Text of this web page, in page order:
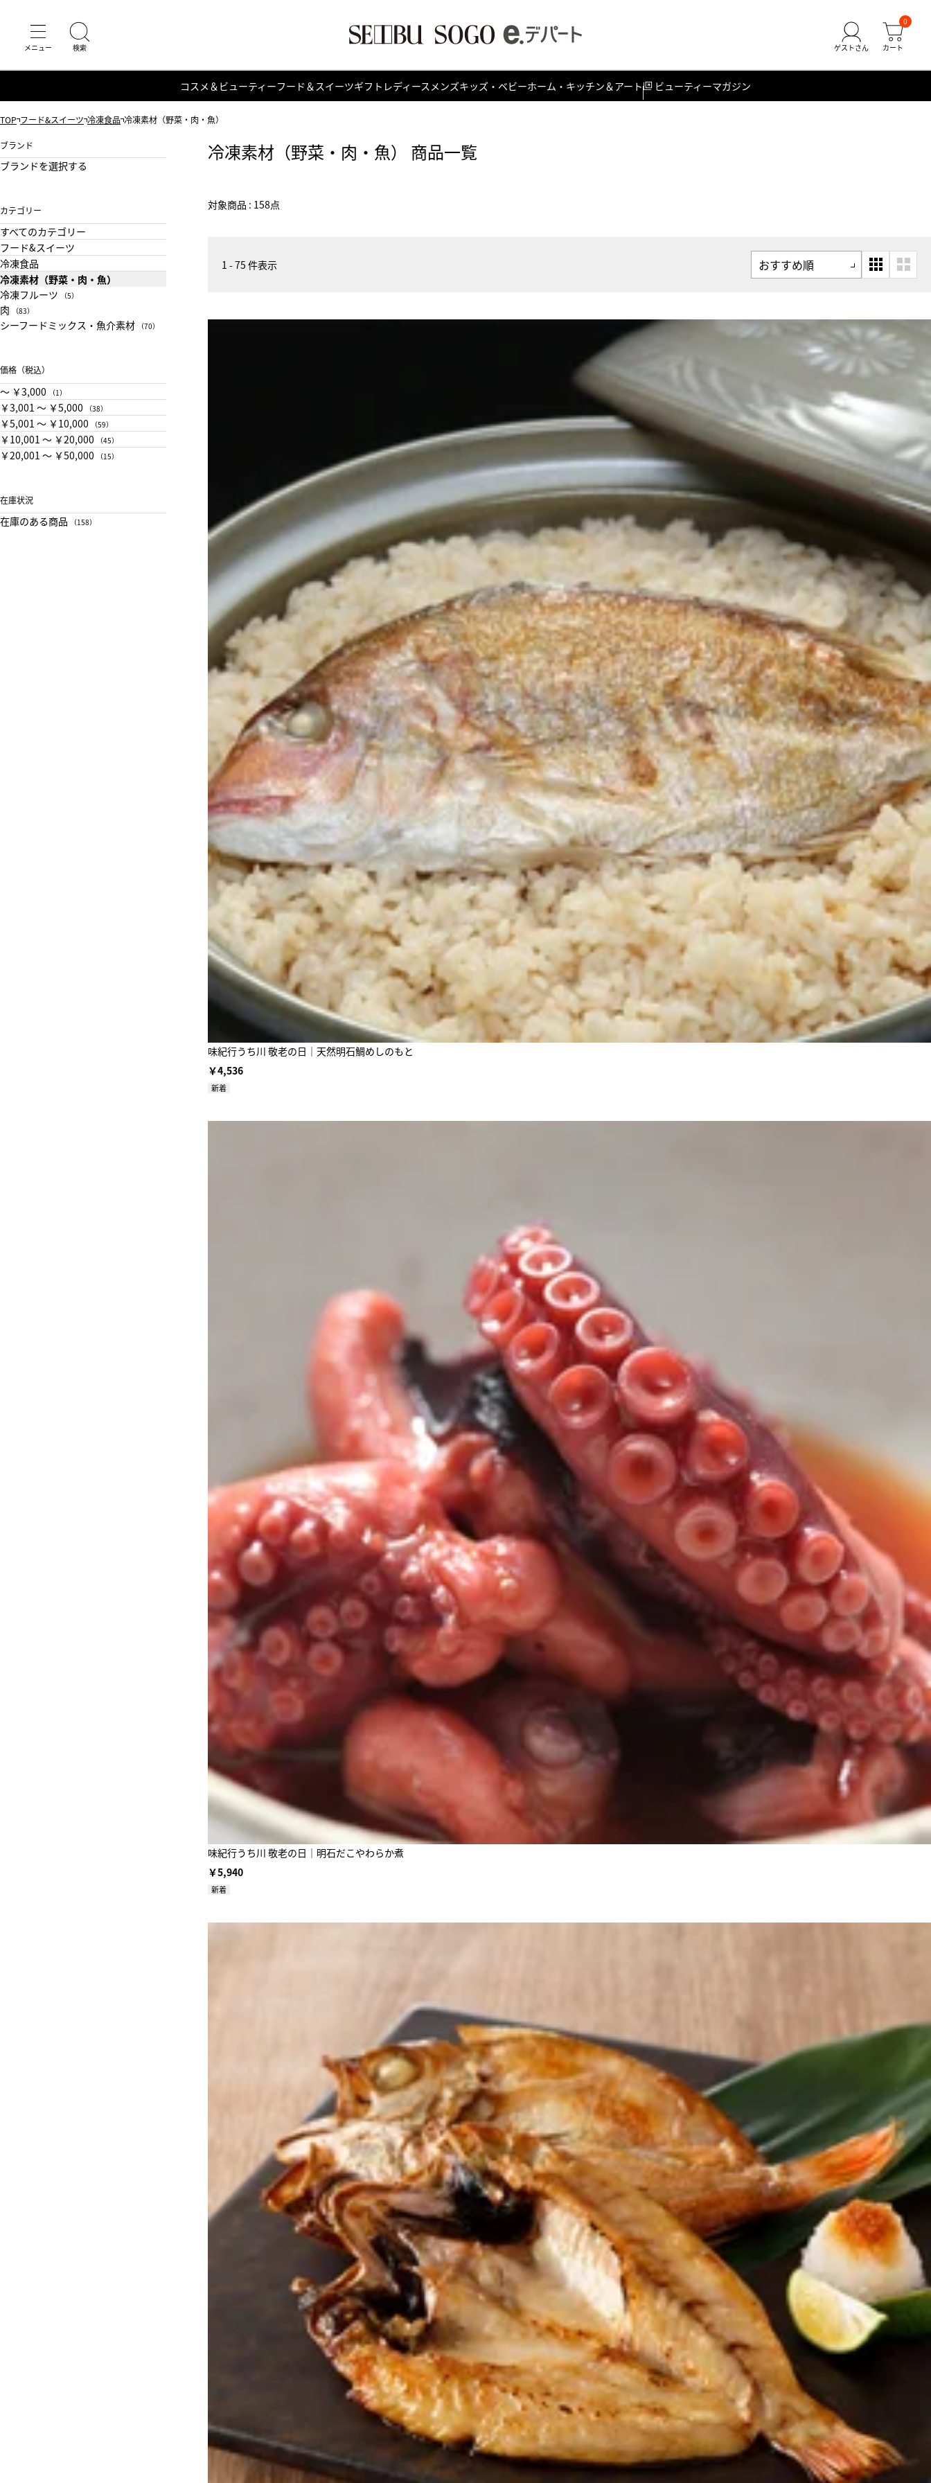
0
コスメ＆ビューティーフード＆スイーツギフト レディース メンズキッズ・ベビーホーム・キッチン＆アート ビューティーマガジン
TOP フード&スイーツ 冷凍食品 冷凍素材（野菜・肉・魚）
冷凍素材（野菜・肉・魚） 商品一覧
対象商品 : 158点
ブランド
ブランドを選択する
カテゴリー
すべてのカテゴリー
フード&スイーツ
冷凍食品
冷凍素材（野菜・肉・魚）
冷凍フルーツ
（5）
肉 （83）
シーフードミックス・魚介素材 （70）
価格（税込）
〜 ￥3,000 （1）
￥3,001 〜 ￥5,000 （38）
￥5,001 〜 ￥10,000 （59）
￥10,001 〜 ￥20,000 （45）
￥20,001 〜 ￥50,000 （15）
在庫状況
在庫のある商品 （158）
1 - 75 件表示
味紀行うち川 敬老の日｜天然明石鯛めしのもと
￥4,536
新着
味紀行うち川 敬老の日｜明石だこやわらか煮
￥5,940
新着